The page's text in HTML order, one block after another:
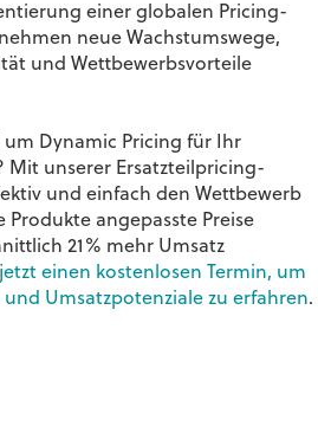
einer globalen Pricing-
neue Wachstumswege,
und Wettbewerbsvorteile
Dynamic Pricing für Ihr
Mit unserer Ersatzteilpricing-
und einfach den Wettbewerb
angepasste Preise
21% mehr Umsatz
einen kostenlosen Termin, um
Umsatzpotenziale zu erfahren.